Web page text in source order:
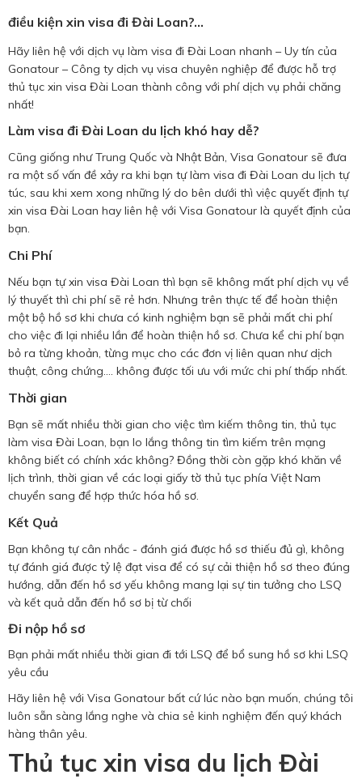
điều kiện xin visa đi Đài Loan?…
Hãy liên hệ với dịch vụ làm visa đi Đài Loan nhanh – Uy tín của
Gonatour – Công ty dịch vụ visa chuyên nghiệp để được hỗ trợ
thủ tục xin visa Đài Loan thành công với phí dịch vụ phải chăng
nhất!
Làm visa đi Đài Loan du lịch khó hay dễ?
Cũng giống như Trung Quốc và Nhật Bản, Visa Gonatour sẽ đưa
ra một số vấn đề xảy ra khi bạn tự làm visa đi Đài Loan du lịch tự
túc, sau khi xem xong những lý do bên dưới thì việc quyết định tự
xin visa Đài Loan hay liên hệ với Visa Gonatour là quyết định của
bạn.
Chi Phí
Nếu bạn tự xin visa Đài Loan thì bạn sẽ không mất phí dịch vụ về
lý thuyết thì chi phí sẽ rẻ hơn. Nhưng trên thực tế để hoàn thiện
một bộ hồ sơ khi chưa có kinh nghiệm bạn sẽ phải mất chi phí
cho việc đi lại nhiều lần để hoàn thiện hồ sơ. Chưa kể chi phí bạn
bỏ ra từng khoản, từng mục cho các đơn vị liên quan như dịch
thuật, công chứng.... không được tối ưu với mức chi phí thấp nhất.
Thời gian
Bạn sẽ mất nhiều thời gian cho việc tìm kiếm thông tin, thủ tục
làm visa Đài Loan, bạn lo lắng thông tin tìm kiếm trên mạng
không biết có chính xác không? Đồng thời còn gặp khó khăn về
lịch trình, thời gian về các loại giấy tờ thủ tục phía Việt Nam
chuyển sang để hợp thức hóa hồ sơ.
Kết Quả
Bạn không tự cân nhắc - đánh giá được hồ sơ thiếu đủ gì, không
tự đánh giá được tỷ lệ đạt visa để có sự cải thiện hồ sơ theo đúng
hướng, dẫn đến hồ sơ yếu không mang lại sự tin tưởng cho LSQ
và kết quả dẫn đến hồ sơ bị từ chối
Đi nộp hồ sơ
Bạn phải mất nhiều thời gian đi tới LSQ để bổ sung hồ sơ khi LSQ
yêu cầu
Hãy liên hệ với Visa Gonatour bất cứ lúc nào bạn muốn, chúng tôi
luôn sẵn sàng lắng nghe và chia sẻ kinh nghiệm đến quý khách
hàng thân yêu.
Thủ tục xin visa du lịch Đài